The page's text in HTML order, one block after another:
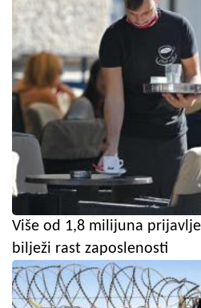
Više od 1,8 milijuna
bilježi rast zaposlenosti